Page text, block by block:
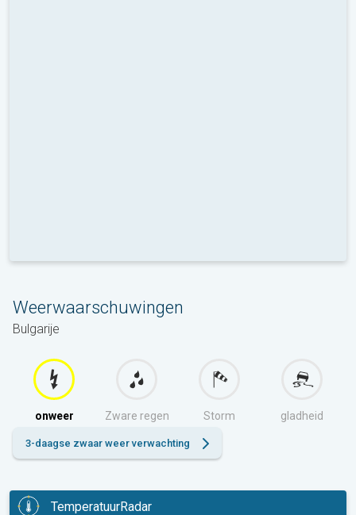
Weerwaarschuwingen
Bulgarije
onweer Zware regen Storm gladheid
3-daagse zwaar weer verwachting
TemperatuurRadar